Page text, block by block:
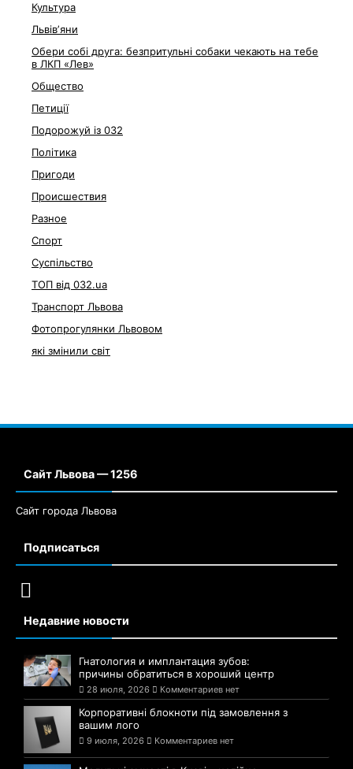
Культура
Львівʼяни
Обери собі друга: безпритульні собаки чекають на тебе
в ЛКП «Лев»
Общество
Петиції
Подорожуй із 032
Політика
Пригоди
Происшествия
Разное
Спорт
Суспільство
ТОП від 032.ua
Транспорт Львова
Фотопрогулянки Львовом
які змінили світ
Сайт Львова — 1256
Сайт города Львова
Подписаться
Недавние новости
Гнатология и имплантация зубов:
причины обратиться в хороший центр
28 июля, 2026 Комментариев нет
Корпоративні блокноти під замовлення з
вашим лого
9 июля, 2026 Комментариев нет